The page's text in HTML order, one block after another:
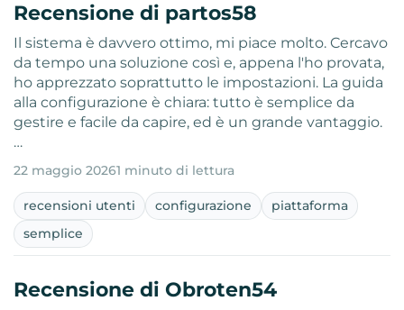
Recensione di partos58
Il sistema è davvero ottimo, mi piace molto. Cercavo
da tempo una soluzione così e, appena l'ho provata,
ho apprezzato soprattutto le impostazioni. La guida
alla configurazione è chiara: tutto è semplice da
gestire e facile da capire, ed è un grande vantaggio.
…
22 maggio 20261 minuto di lettura
recensioni utenti configurazione
piattaforma
semplice
Recensione di Obroten54